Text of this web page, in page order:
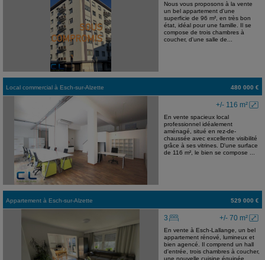
Nous vous proposons à la vente
un bel appartement d'une
superficie de 96 m², en très bon
état, idéal pour une famille. Il se
compose de trois chambres à
coucher, d'une salle de...
Local commercial à Esch-sur-Alzette 480 000 €
+/- 116 m²
En vente spacieux local
professionnel idéalement
aménagé, situé en rez-de-
chaussée avec excellente visibilité
grâce à ses vitrines. D'une surface
de 116 m², le bien se compose ...
Appartement à Esch-sur-Alzette 529 000 €
+/- 70 m²
3
En vente à Esch-Lallange, un bel
appartement rénové, lumineux et
bien agencé. Il comprend un hall
d'entrée, trois chambres à coucher,
une nouvelle cuisine équipée